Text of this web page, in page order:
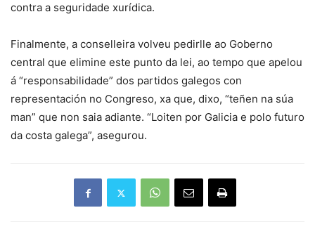
contra a seguridade xurídica.
Finalmente, a conselleira volveu pedirlle ao Goberno
central que elimine este punto da lei, ao tempo que apelou
á “responsabilidade” dos partidos galegos con
representación no Congreso, xa que, dixo, “teñen na súa
man” que non saia adiante. “Loiten por Galicia e polo futuro
da costa galega”, asegurou.